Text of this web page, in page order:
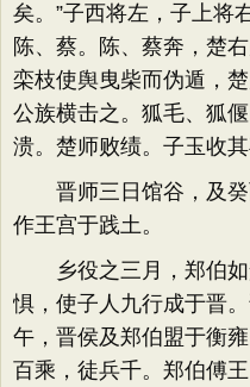
矣。”子西将左，子上将
陈、蔡。陈、蔡奔，楚
栾枝使舆曳柴而伪遁，
公族横击之。狐毛、狐
溃。楚师败绩。子玉收其
晋师三日馆谷，及癸
作王宫于践土。
乡役之三月，郑伯如
惧，使子人九行成于晋
午，晋侯及郑伯盟于衡
百乘，徒兵千。郑伯傅